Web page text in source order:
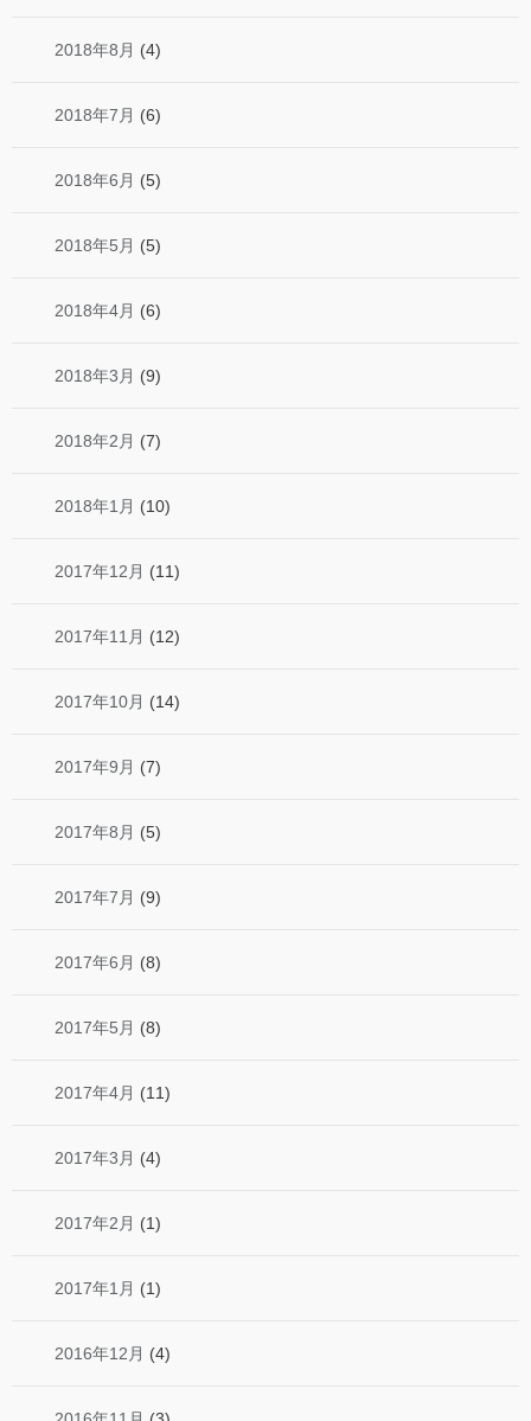
2018年8月 (4)
2018年7月 (6)
2018年6月 (5)
2018年5月 (5)
2018年4月 (6)
2018年3月 (9)
2018年2月 (7)
2018年1月 (10)
2017年12月 (11)
2017年11月 (12)
2017年10月 (14)
2017年9月 (7)
2017年8月 (5)
2017年7月 (9)
2017年6月 (8)
2017年5月 (8)
2017年4月 (11)
2017年3月 (4)
2017年2月 (1)
2017年1月 (1)
2016年12月 (4)